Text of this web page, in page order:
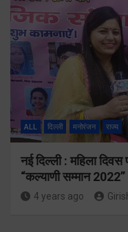
ALL दिल्ली मनोरंजन राज्य
नई दिल्ली : महिला
“कल्याणी सम्मान 2022”
4 years ago